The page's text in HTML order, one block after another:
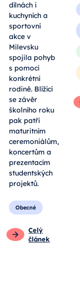
dílnách i
kuchyních a
sportovní
akce v
Milevsku
spojila pohyb
s pomocí
konkrétní
rodině. Blížící
se závěr
školního roku
pak patří
maturitním
ceremoniálům,
koncertům a
prezentacím
studentských
projektů.
Obecné
Celý
článek